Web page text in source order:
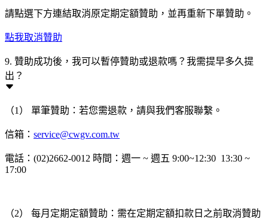
請點選下方連結取消原定期定額贊助，並再重新下單贊助。
點我取消贊助
9. 贊助成功後，我可以暫停贊助或退款嗎？我需提早多久提
出？
（1） 單筆贊助：若您需退款，請與我們客服聯繫。
信箱： service@cwgv.com.tw
電話：(02)2662-0012 時間：週一 ~ 週五 9:00~12:30 13:30 ~
17:00
（2） 每月定期定額贊助：需在定期定額扣款日之前取消贊助